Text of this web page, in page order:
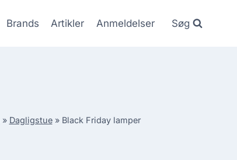
Brands Artikler Anmeldelser Søg
» Dagligstue» Black Friday lamper